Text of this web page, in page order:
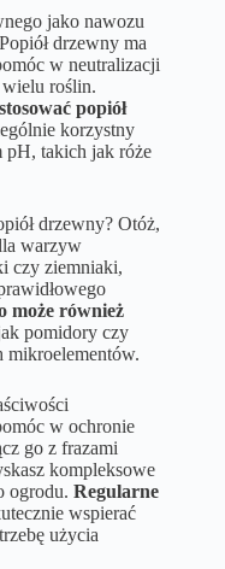
jako nawozu
drzewny ma
w neutralizacji
roślin.
popiół
korzystny
pH, takich jak róże
drzewny? Otóż,
warzyw
czy ziemniaki,
może również
pomidory czy
mikroelementów.
w ochronie
go z frazami
kompleksowe
ogrodu. Regularne
wspierać
użycia